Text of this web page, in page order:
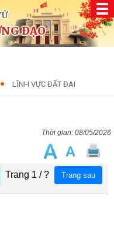
ĐẠO
LĨNH VỰC ĐẤT ĐAI
08/05/2026